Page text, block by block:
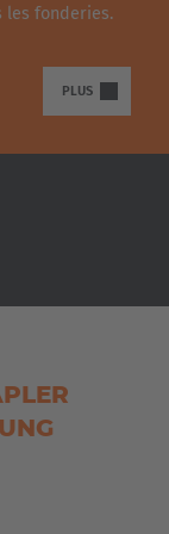
les fonderies.
PLUS